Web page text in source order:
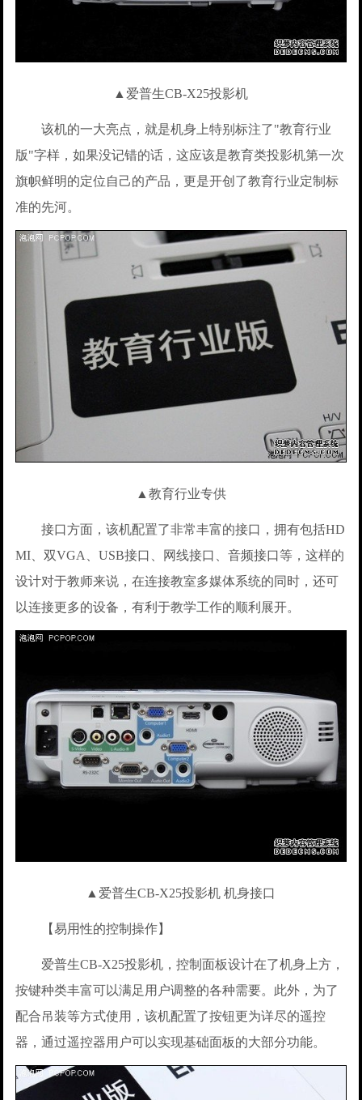
▲爱普生CB-X25投影机
该机的一大亮点，就是机身上特别标注了"教育行业
版"字样，如果没记错的话，这应该是教育类投影机第一次
旗帜鲜明的定位自己的产品，更是开创了教育行业定制标
准的先河。
▲教育行业专供
接口方面，该机配置了非常丰富的接口，拥有包括HD
MI、双VGA、USB接口、网线接口、音频接口等，这样的
设计对于教师来说，在连接教室多媒体系统的同时，还可
以连接更多的设备，有利于教学工作的顺利展开。
▲爱普生CB-X25投影机 机身接口
【易用性的控制操作】
爱普生CB-X25投影机，控制面板设计在了机身上方，
按键种类丰富可以满足用户调整的各种需要。此外，为了
配合吊装等方式使用，该机配置了按钮更为详尽的遥控
器，通过遥控器用户可以实现基础面板的大部分功能。